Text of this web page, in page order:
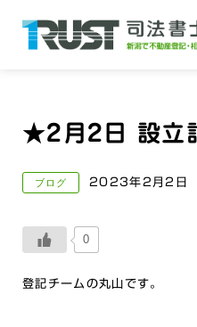
★2月2日 設立
ブログ 2023年2月2日
0
登記チームの丸山です。